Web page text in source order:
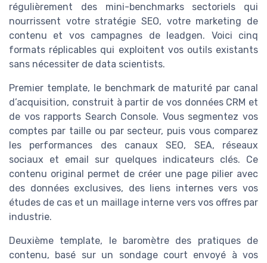
régulièrement des mini-benchmarks sectoriels qui
nourrissent votre stratégie SEO, votre marketing de
contenu et vos campagnes de leadgen. Voici cinq
formats réplicables qui exploitent vos outils existants
sans nécessiter de data scientists.
Premier template, le benchmark de maturité par canal
d’acquisition, construit à partir de vos données CRM et
de vos rapports Search Console. Vous segmentez vos
comptes par taille ou par secteur, puis vous comparez
les performances des canaux SEO, SEA, réseaux
sociaux et email sur quelques indicateurs clés. Ce
contenu original permet de créer une page pilier avec
des données exclusives, des liens internes vers vos
études de cas et un maillage interne vers vos offres par
industrie.
Deuxième template, le baromètre des pratiques de
contenu, basé sur un sondage court envoyé à vos